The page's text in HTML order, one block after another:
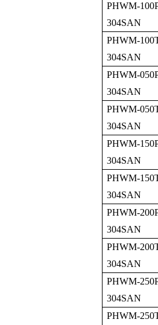
PHWM-
304SAN
PHWM-
304SAN
PHWM-
304SAN
PHWM-
304SAN
PHWM-
304SAN
PHWM-
304SAN
PHWM-
304SAN
PHWM-
304SAN
PHWM-
304SAN
PHWM-